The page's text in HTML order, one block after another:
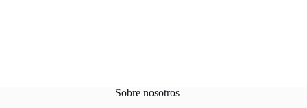
Sobre nosotros